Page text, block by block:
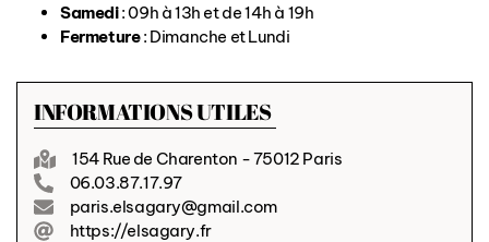
Samedi: 09h à 13h et de 14h à 19h
Fermeture: Dimanche et Lundi
INFORMATIONS UTILES
154 Rue de Charenton - 75012 Paris
06.03.87.17.97
paris.elsagary@gmail.com
https://elsagary.fr